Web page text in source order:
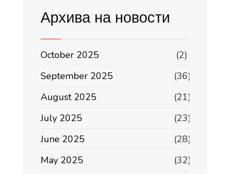
Архива на новости
October 2025
(2)
September 2025
(36)
August 2025
(21)
July 2025
(23)
June 2025
(28)
May 2025
(32)